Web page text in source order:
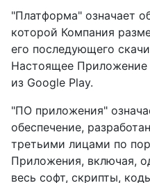
"Платформа" означает
которой Компания
его последующего
Настоящее Приложение
из Google Play.
"ПО приложения"
обеспечение,
третьими лицами по
Приложения, включая,
весь софт, скрипты,